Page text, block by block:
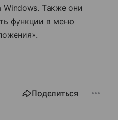
Windows. Также они
функции в меню
Поделиться